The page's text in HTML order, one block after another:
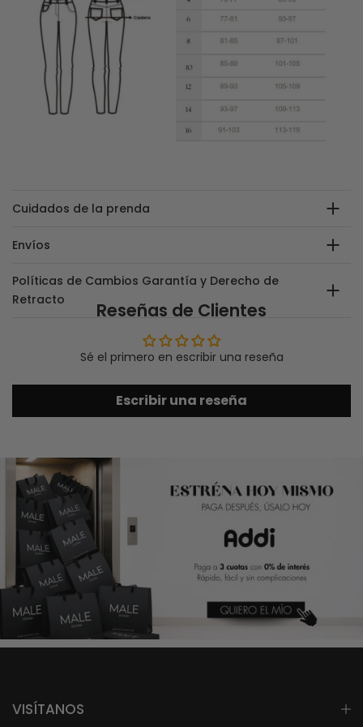
Cuidados de la prenda
Envíos
Políticas de Cambios Garantía y Derecho de
Retracto
Reseñas de Clientes
Sé el primero en escribir una reseña
Escribir una reseña
VISÍTANOS